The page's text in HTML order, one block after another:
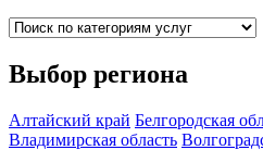
Выбор региона
Алтайский край Белгородская
Владимирская область